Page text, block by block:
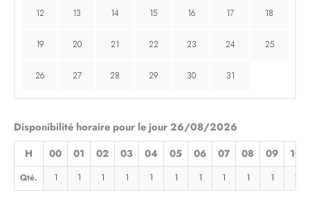
12 13 14 15 16 17 18
19 20 21 22 23 24 25
26 27 28 29 30 31
Disponibilité horaire pour le jour 26/08/2026
H 00 01 02 03 04 05 06 07 08 09 10
Qté. 1 1 1 1 1 1 1 1 1 1 1